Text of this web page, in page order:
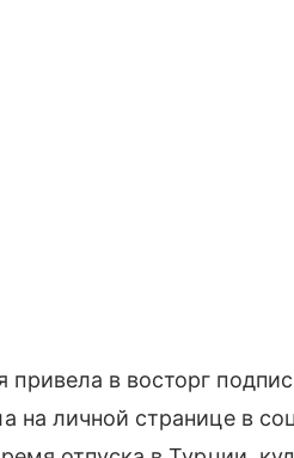
привела в восторг
на личной странице в